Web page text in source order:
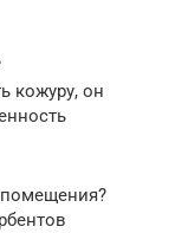
кожуру, он
помещения?